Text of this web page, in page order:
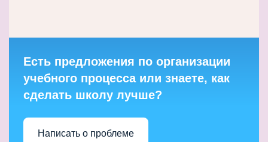
Есть предложения по организации
учебного процесса или знаете, как
сделать школу лучше?
Написать о проблеме